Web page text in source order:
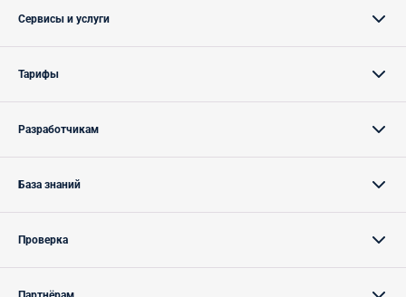
Сервисы и услуги
Тарифы
Разработчикам
База знаний
Проверка